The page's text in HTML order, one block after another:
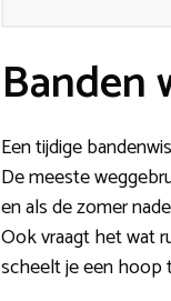
Banden
Een tijdige
De meeste
en als de zomer
Ook vraagt het wat
scheelt je een hoop